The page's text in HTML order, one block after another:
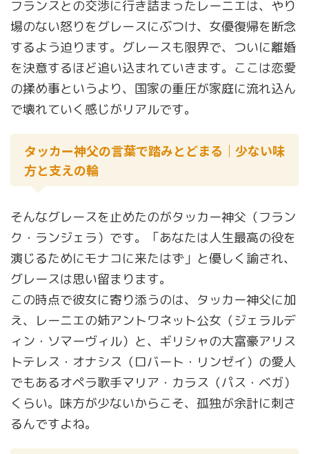
フランスとの交渉に行き詰まったレーニエは、やり
場のない怒りをグレースにぶつけ、女優復帰を断念
するよう迫ります。グレースも限界で、ついに離婚
を決意するほど追い込まれていきます。ここは恋愛
の揉め事というより、国家の重圧が家庭に流れ込ん
で壊れていく感じがリアルです。
タッカー神父の言葉で踏みとどまる｜少ない味
方と支えの輪
そんなグレースを止めたのがタッカー神父（フラン
ク・ランジェラ）です。「あなたは人生最高の役を
演じるためにモナコに来たはず」と優しく諭され、
グレースは思い留まります。
この時点で彼女に寄り添うのは、タッカー神父に加
え、レーニエの姉アントワネット公女（ジェラルデ
ィン・ソマーヴィル）と、ギリシャの大富豪アリス
トテレス・オナシス（ロバート・リンゼイ）の愛人
でもあるオペラ歌手マリア・カラス（パス・ベガ）
くらい。味方が少ないからこそ、孤独が余計に刺さ
るんですよね。